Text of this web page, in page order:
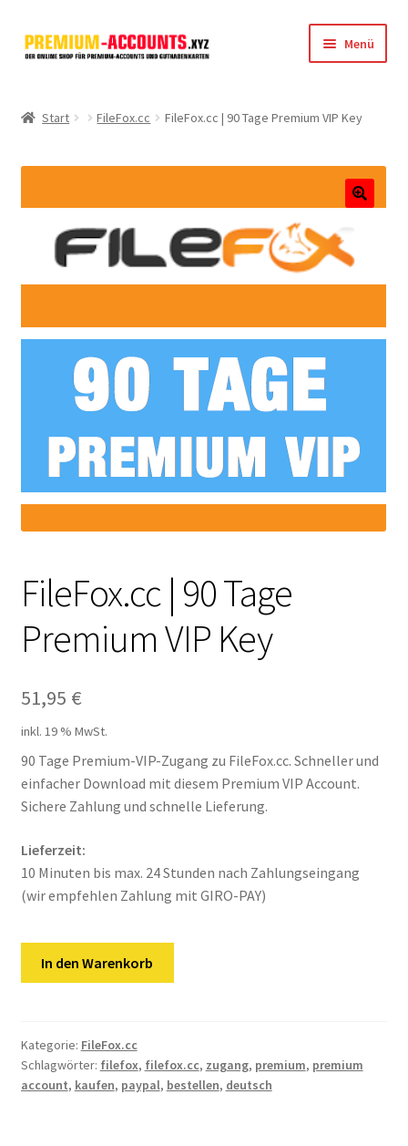
Zur
Navigation
Zum
Inhalt
Menü
Depositfiles
TakeFile
HotLink
Filespace
VipFile.cc
Ex-Load
Impressum
Kontakt
Versandinfos
Zahlungsarten
Start FileFox.cc FileFox.cc | 90 Tage Premium VIP Key
FileFox.cc | 90 Tage
Premium VIP Key
51,95 €
inkl. 19 % MwSt.
90 Tage Premium-VIP-Zugang zu FileFox.cc. Schneller und
einfacher Download mit diesem Premium VIP Account.
Sichere Zahlung und schnelle Lieferung.
Lieferzeit:
10 Minuten bis max. 24 Stunden nach Zahlungseingang
(wir empfehlen Zahlung mit GIRO-PAY)
Premium
VIP
Key
In den Warenkorb
Kategorie: FileFox.cc
Schlagwörter: filefox, filefox.cc, zugang, premium, premium
account, kaufen, paypal, bestellen, deutsch